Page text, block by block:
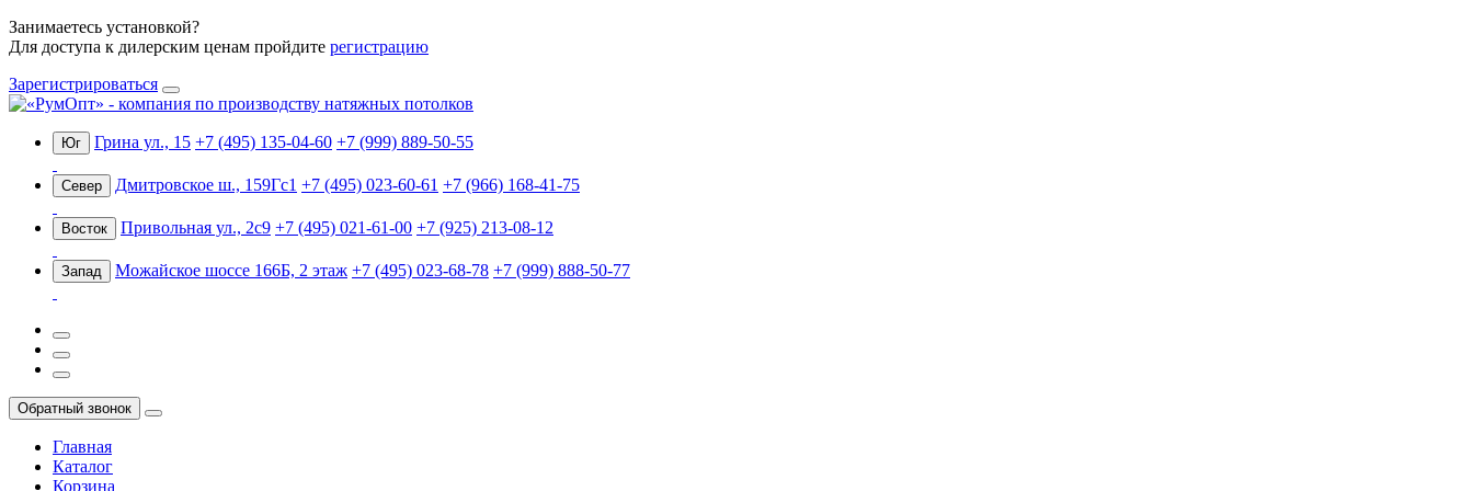
Занимаетесь установкой?
Для доступа к дилерским ценам пройдите регистрацию
Зарегистрироваться
Юг Грина ул., 15 +7 (495) 135-04-60 +7 (999) 889-50-55
Север Дмитровское ш., 159Гс1 +7 (495) 023-60-61 +7 (966) 168-41-75
Восток Привольная ул., 2с9 +7 (495) 021-61-00 +7 (925) 213-08-12
Запад Можайское шоссе 166Б, 2 этаж +7 (495) 023-68-78 +7 (999) 888-50-77
Обратный звонок
Главная
Каталог
Корзина